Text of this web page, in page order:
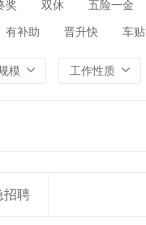
奖 双休 五险一金
有补助 晋升快 车贴
模 工作性质
招聘